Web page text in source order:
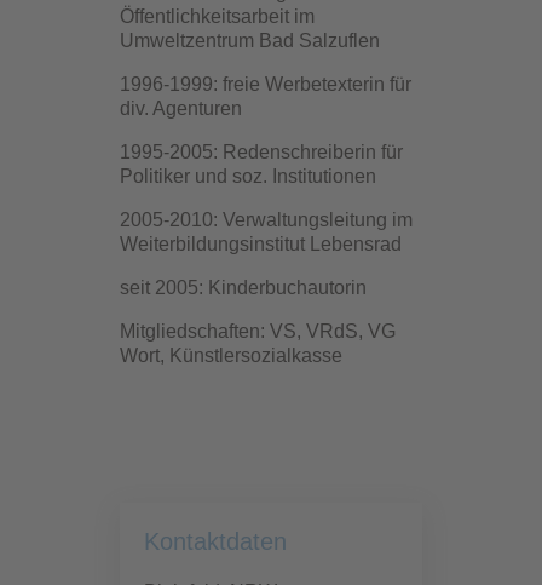
Öffentlichkeitsarbeit im
Umweltzentrum Bad Salzuflen
1996-1999: freie Werbetexterin für
div. Agenturen
1995-2005: Redenschreiberin für
Politiker und soz. Institutionen
2005-2010: Verwaltungsleitung im
Weiterbildungsinstitut Lebensrad
seit 2005: Kinderbuchautorin
Mitgliedschaften: VS, VRdS, VG
Wort, Künstlersozialkasse
Kontaktdaten